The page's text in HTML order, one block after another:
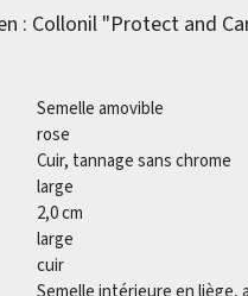
: Collonil "Protect and
Semelle amovible
rose
Cuir, tannage sans chrome
large
2,0 cm
large
cuir